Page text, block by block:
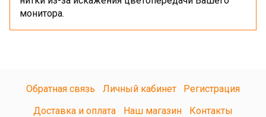
монитора.
Обратная связь Личный кабинет
Регистрация
Доставка и оплата
Наш магазин
Контакты